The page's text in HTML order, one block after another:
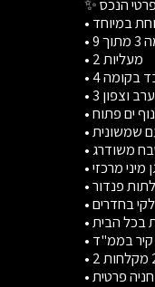
✨ פרטי הנכס:
• דירת 4 חדרים מרווחת במיוחד
• קומה 3 מתוך 9
• 2 מעליות
• 4 דיירים בלבד בקומה
• 3 כיווני אוויר: דרום, מערב וצפון 🌬️
• נוף ים פתוח 🌊
• מרפסת כ־12 מ"ר עם שמשונית
• מטבח משודרג
• מזגן מיני מרכזי
• דלתות פנדור
• פרקט איטלקי בחדרים
• רשתות בכל הבית
• ארון קיר בממ"ד
• 2 שירותים | 2 מקלחות
• חניה פרטית 🚗